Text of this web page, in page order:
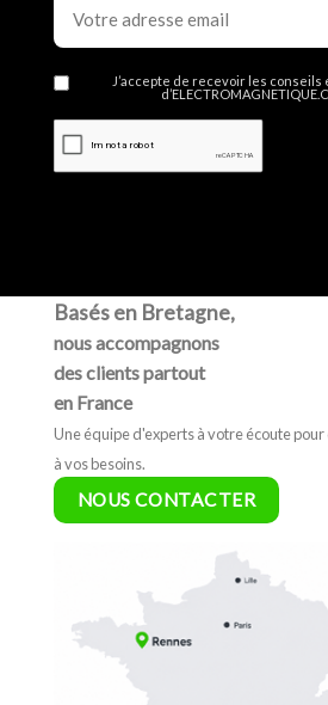
J’accepte de recevoir les conseils
Basés en Bretagne,
nous accompagnons
des clients partout
en France
Une équipe d'experts à votre écoute
à vos besoins.
NOUS CONTACTER